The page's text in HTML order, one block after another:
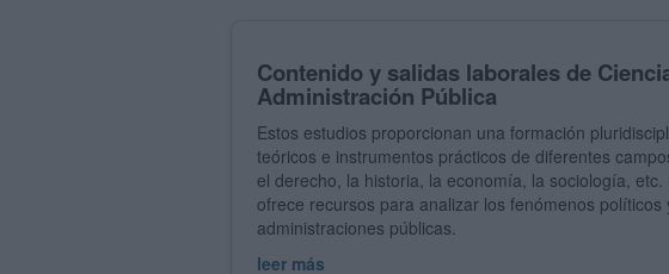
Contenido y salidas laborales de
Administración Pública
Estos estudios proporcionan una formación
teóricos e instrumentos prácticos de diferentes
el derecho, la historia, la economía, la sociología,
ofrece recursos para analizar los fenómenos políticos
administraciones públicas.
leer más